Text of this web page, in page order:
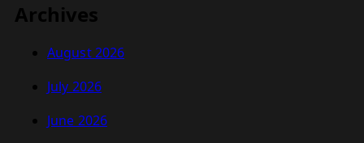
Archives
August 2026
July 2026
June 2026